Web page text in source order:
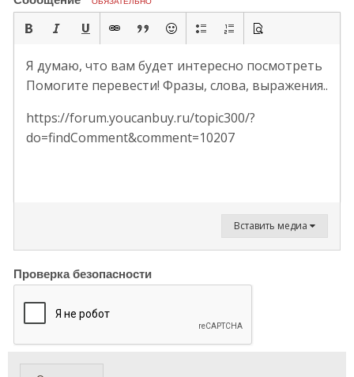
Я думаю, что вам будет интересно посмотреть
Помогите перевести! Фразы, слова, выражения..
https://forum.youcanbuy.ru/topic300/?
do=findComment&comment=10207
Вставить медиа
Проверка безопасности